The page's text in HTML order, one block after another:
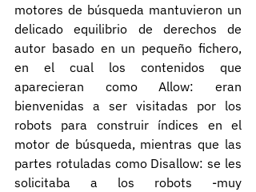
motores de búsqueda mantuvieron un
delicado equilibrio de derechos de
autor basado en un pequeño fichero,
en el cual los contenidos que
aparecieran como Allow: eran
bienvenidas a ser visitadas por los
robots para construir índices en el
motor de búsqueda, mientras que las
partes rotuladas como Disallow: se les
solicitaba a los robots -muy